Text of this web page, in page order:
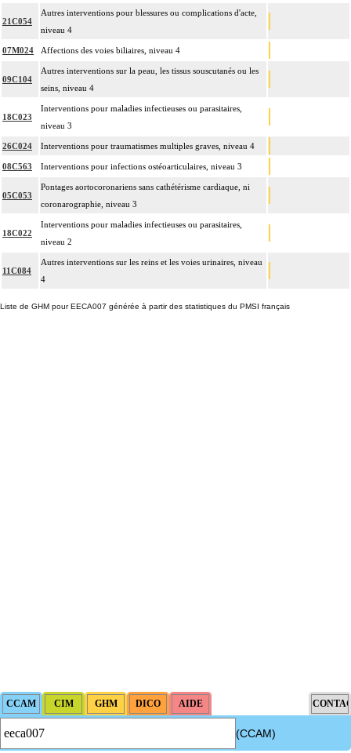
21C054
Autres interventions pour blessures ou complications d'acte,
niveau 4
07M024 Affections des voies biliaires, niveau 4
09C104
Autres interventions sur la peau, les tissus souscutanés ou les
seins, niveau 4
18C023
Interventions pour maladies infectieuses ou parasitaires,
niveau 3
26C024 Interventions pour traumatismes multiples graves, niveau 4
08C563 Interventions pour infections ostéoarticulaires, niveau 3
05C053
Pontages aortocoronariens sans cathétérisme cardiaque, ni
coronarographie, niveau 3
18C022
Interventions pour maladies infectieuses ou parasitaires,
niveau 2
11C084
Autres interventions sur les reins et les voies urinaires, niveau
4
Liste de GHM pour EECA007 générée à partir des statistiques du PMSI français
(CCAM)